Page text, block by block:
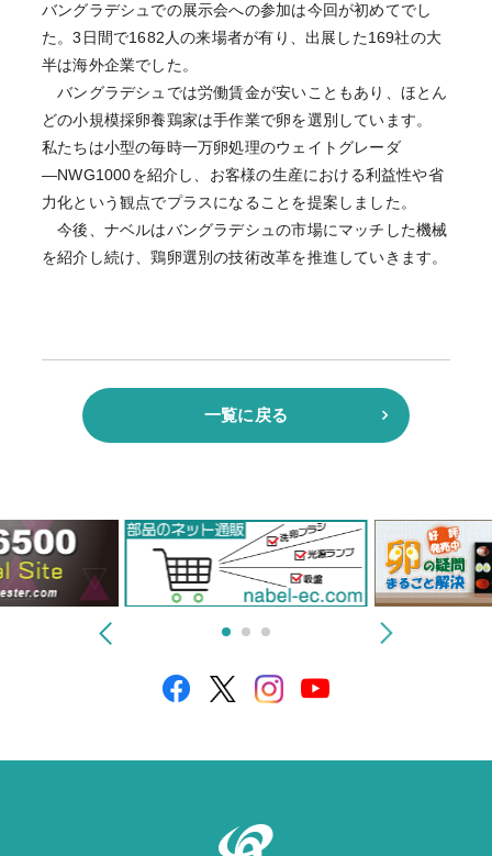
バングラデシュでの展示会への参加は今回が初めてでし
た。3日間で1682人の来場者が有り、出展した169社の大
半は海外企業でした。
バングラデシュでは労働賃金が安いこともあり、ほとん
どの小規模採卵養鶏家は手作業で卵を選別しています。
私たちは小型の毎時一万卵処理のウェイトグレーダ
―NWG1000を紹介し、お客様の生産における利益性や省
力化という観点でプラスになることを提案しました。
今後、ナベルはバングラデシュの市場にマッチした機械
を紹介し続け、鶏卵選別の技術改革を推進していきます。
一覧に戻る